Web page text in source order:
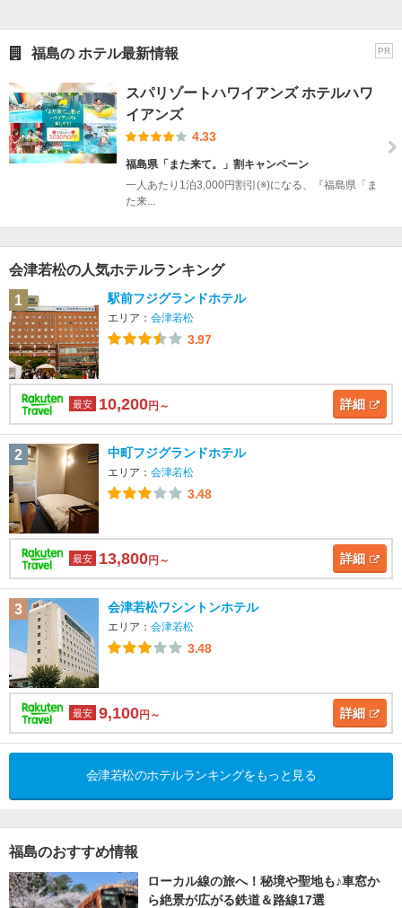
PR
福島の ホテル最新情報
スパリゾートハワイアンズ ホテルハワ
イアンズ
4.33
福島県「また来て。」割キャンペーン
一人あたり1泊3,000円割引(※)になる、『福島県「ま
た来...
会津若松の人気ホテルランキング
1
駅前フジグランドホテル
エリア： 会津若松
3.97
最安 10,200円～ 詳細
2 中町フジグランドホテル
エリア： 会津若松
3.48
最安 13,800円～ 詳細
3 会津若松ワシントンホテル
エリア： 会津若松
3.48
最安 9,100円～ 詳細
会津若松のホテルランキングをもっと見る
福島のおすすめ情報
ローカル線の旅へ！秘境や聖地も♪車窓か
ら絶景が広がる鉄道＆路線17選